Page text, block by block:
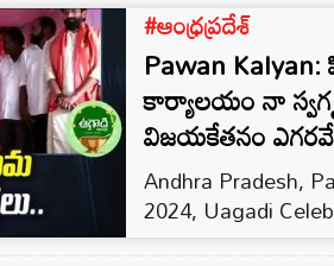
#ఆంధ్రప్రదేశ్
Pawan
కార్యాలయం నా
విజయకేతనం
Andhra Pradesh,
2024, Uagadi